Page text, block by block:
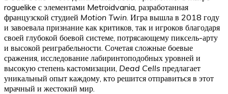
roguelike с элементами Metroidvania, разработанная
французской студией Motion Twin . Игра вышла в 2018 году
и завоевала признание как критиков, так и игроков благодаря
своей глубокой боевой системе, потрясающему пиксель-арту
и высокой реиграбельности. Сочетая сложные боевые
сражения, исследование лабиринтоподобных уровней и
высокую степень кастомизации, Dead Cells предлагает
уникальный опыт каждому, кто решится отправиться в этот
мрачный и жестокий мир.